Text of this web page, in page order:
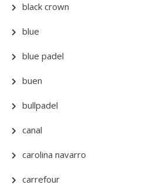
black crown
blue
blue padel
buen
bullpadel
canal
carolina navarro
carrefour